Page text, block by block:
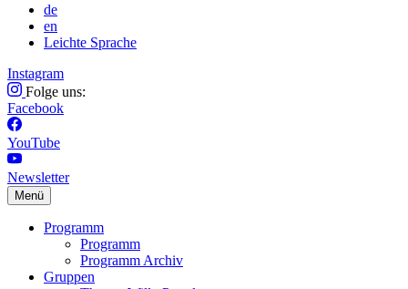
de
en
Leichte Sprache
Instagram
Folge uns:
Facebook
YouTube
Newsletter
Menü
Programm
Programm
Programm Archiv
Gruppen